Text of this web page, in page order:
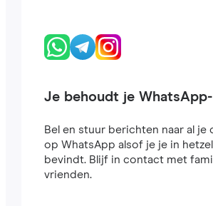
Je behoudt je
Bel en stuur berichten naar al je
op WhatsApp alsof je je in
bevindt. Blijf in contact met
vrienden.